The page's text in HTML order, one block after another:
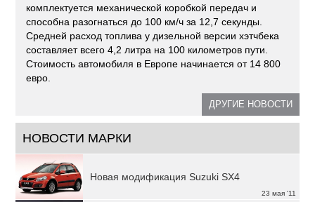
комплектуется механической коробкой передач и
способна разогнаться до 100 км/ч за 12,7 секунды.
Средней расход топлива у дизельной версии хэтчбека
составляет всего 4,2 литра на 100 километров пути.
Стоимость автомобиля в Европе начинается от 14 800
евро.
ДРУГИЕ НОВОСТИ
НОВОСТИ МАРКИ
23 мая '11
Новая модификация Suzuki SX4